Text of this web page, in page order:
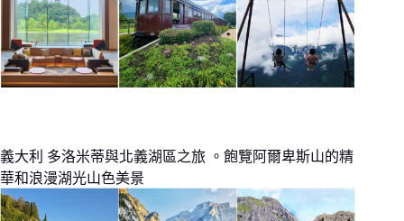
義大利 多洛米蒂與北義湖區之旅 。飽覽阿爾卑斯山的精
華和浪漫湖光山色美景